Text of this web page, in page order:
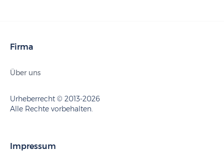
Firma
Über uns
Urheberrecht © 2013-2026
Alle Rechte vorbehalten.
Impressum